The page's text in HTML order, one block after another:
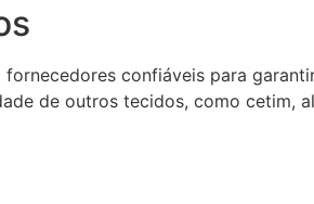
confiáveis para
de outros tecidos, como cetim,